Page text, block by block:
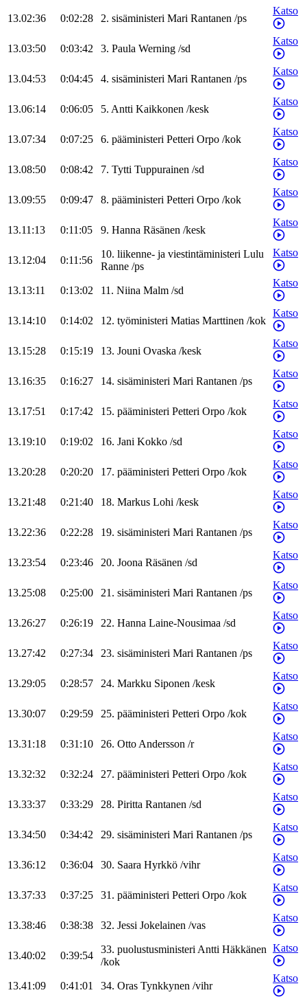
13.02:36 0:02:28 2. sisäministeri Mari Rantanen /ps
Katso
13.03:50 0:03:42 3. Paula Werning /sd
Katso
13.04:53 0:04:45 4. sisäministeri Mari Rantanen /ps
Katso
13.06:14 0:06:05 5. Antti Kaikkonen /kesk
Katso
13.07:34 0:07:25 6. pääministeri Petteri Orpo /kok
Katso
13.08:50 0:08:42 7. Tytti Tuppurainen /sd
Katso
13.09:55 0:09:47 8. pääministeri Petteri Orpo /kok
Katso
13.11:13 0:11:05 9. Hanna Räsänen /kesk
Katso
13.12:04 0:11:56
10. liikenne- ja viestintäministeri Lulu
Ranne /ps
Katso
13.13:11 0:13:02 11. Niina Malm /sd
Katso
13.14:10 0:14:02 12. työministeri Matias Marttinen /kok
Katso
13.15:28 0:15:19 13. Jouni Ovaska /kesk
Katso
13.16:35 0:16:27 14. sisäministeri Mari Rantanen /ps
Katso
13.17:51 0:17:42 15. pääministeri Petteri Orpo /kok
Katso
13.19:10 0:19:02 16. Jani Kokko /sd
Katso
13.20:28 0:20:20 17. pääministeri Petteri Orpo /kok
Katso
13.21:48 0:21:40 18. Markus Lohi /kesk
Katso
13.22:36 0:22:28 19. sisäministeri Mari Rantanen /ps
Katso
13.23:54 0:23:46 20. Joona Räsänen /sd
Katso
13.25:08 0:25:00 21. sisäministeri Mari Rantanen /ps
Katso
13.26:27 0:26:19 22. Hanna Laine-Nousimaa /sd
Katso
13.27:42 0:27:34 23. sisäministeri Mari Rantanen /ps
Katso
13.29:05 0:28:57 24. Markku Siponen /kesk
Katso
13.30:07 0:29:59 25. pääministeri Petteri Orpo /kok
Katso
13.31:18 0:31:10 26. OttoAndersson /r
Katso
13.32:32 0:32:24 27. pääministeri Petteri Orpo /kok
Katso
13.33:37 0:33:29 28. Piritta Rantanen /sd
Katso
13.34:50 0:34:42 29. sisäministeri Mari Rantanen /ps
Katso
13.36:12 0:36:04 30. Saara Hyrkkö /vihr
Katso
13.37:33 0:37:25 31. pääministeri Petteri Orpo /kok
Katso
13.38:46 0:38:38 32. Jessi Jokelainen /vas
Katso
13.40:02 0:39:54
33. puolustusministeriAntti Häkkänen
/kok
Katso
13.41:09 0:41:01 34. Oras Tynkkynen /vihr
Katso